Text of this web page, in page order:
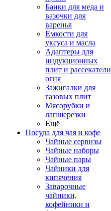
Банки для меда и
вазочки для
варенья
Емкости для
уксуса и масла
Адаптеры для
индукционных
плит и рассекатели
огня
Зажигалки для
газовых плит
Мясорубки и
лапшерезки
Ещё
Посуда для чая и кофе
Чайные сервизы
Чайные наборы
Чайные пары
Чайники для
кипячения
Заварочные
чайники,
кофейники и